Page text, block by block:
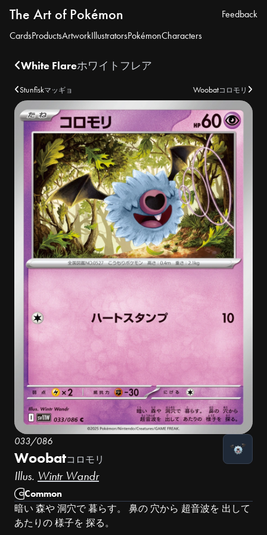
The Art of Pokémon
CardsProductsArtworkIllustratorsPokémonCharacters
Feedback
White Flareホワイトフレア
Stunfiskマッギョ Woobatコロモリ
033/086
Woobatコロモリ
Illus. Wintr Wandr
Common
暗い 森や 洞穴で 暮らす。 鼻の 穴から 超音波を 出して
あたりの 様子を 探る。